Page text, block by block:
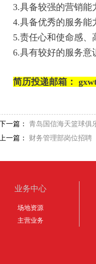
3.具备较强的营销能
4.具备优秀的服务能
5.责任心和使命感、
6.具有较好的服务意
简历投递邮箱：
一篇： 青岛国信海天篮球俱
一篇： 财务管理部岗位招聘
业务中心
场地资源
主营业务